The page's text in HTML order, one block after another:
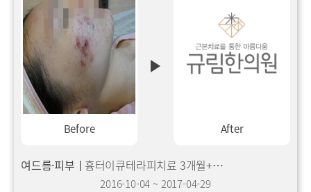
Before After
여드름·피부 흉터이큐테라피치료 3개월+여드름 다륜침0.2 3개월(한약병행)
2016-10-04 ~ 2017-04-29